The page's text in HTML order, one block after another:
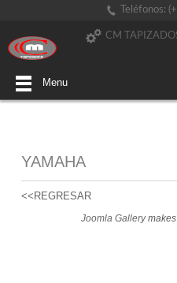
Teléfonos:
CM
Menu
YAMAHA
<<REGRESAR
Joomla Gallerymakes